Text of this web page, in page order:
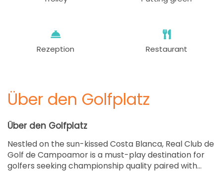
Rezeption Restaurant
Über den Golfplatz
Über den Golfplatz
Nestled on the sun-kissed Costa Blanca, Real Club de
Golf de Campoamor is a must-play destination for
golfers seeking championship quality paired with